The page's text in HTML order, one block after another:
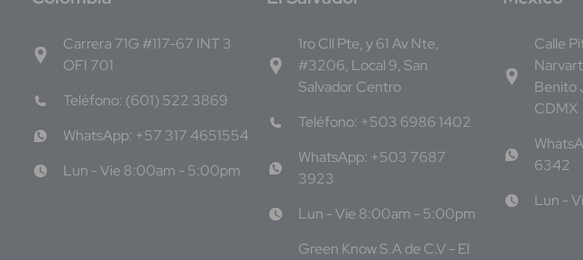
Carrera 71G #117-67 INT 3
OFI 701
Teléfono: (601) 522 3869
WhatsApp: +57 317 4651554
Lun - Vie 8:00am - 5:00pm
1ro Cll Pte, y 61 Av Nte,
#3206, Local 9, San
Salvador Centro
Teléfono: +503 6986 1402
WhatsApp: +503 7687
3923
Lun - Vie 8:00am - 5:00pm
Green Know S.A de C.V - El
Calle
Benito
CDMX
6342
Lun -